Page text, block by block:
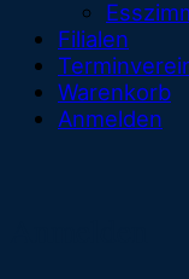
Filialen
Warenkorb
Anmelden